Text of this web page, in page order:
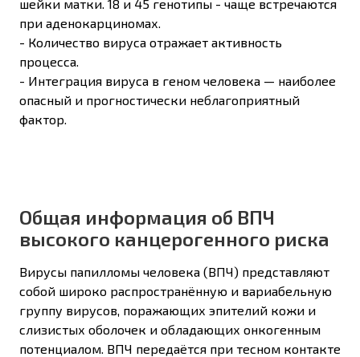
шейки матки. 18 и 45 генотипы - чаще встречаются
при аденокарциномах.
- Количество вируса отражает активность
процесса.
- Интеграция вируса в геном человека — наиболее
опасный и прогностически неблагоприятный
фактор.
Общая информация об ВПЧ
высокого канцерогенного риска
Вирусы папилломы человека (ВПЧ) представляют
собой широко распространённую и вариабельную
группу вирусов, поражающих эпителий кожи и
слизистых оболочек и обладающих онкогенным
потенциалом. ВПЧ передаётся при тесном контакте